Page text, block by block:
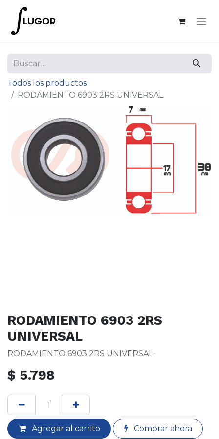
Todos los productos
RODAMIENTO 6903 2RS UNIVERSAL
RODAMIENTO 6903 2RS
UNIVERSAL
RODAMIENTO 6903 2RS UNIVERSAL
$ 5.798
Agregar al carrito Comprar ahora